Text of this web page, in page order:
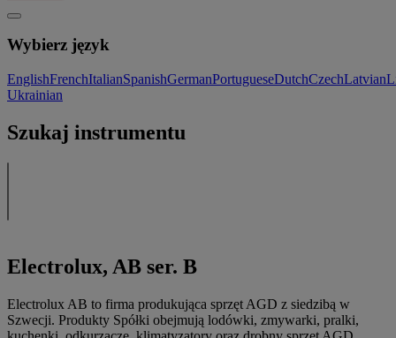
Wybierz język
EnglishFrenchItalianSpanishGermanPortugueseDutchCzechLatvian
Ukrainian
Szukaj instrumentu
Electrolux, AB ser. B
Electrolux AB to firma produkująca sprzęt AGD z siedzibą w
Szwecji. Produkty Spółki obejmują lodówki, zmywarki, pralki,